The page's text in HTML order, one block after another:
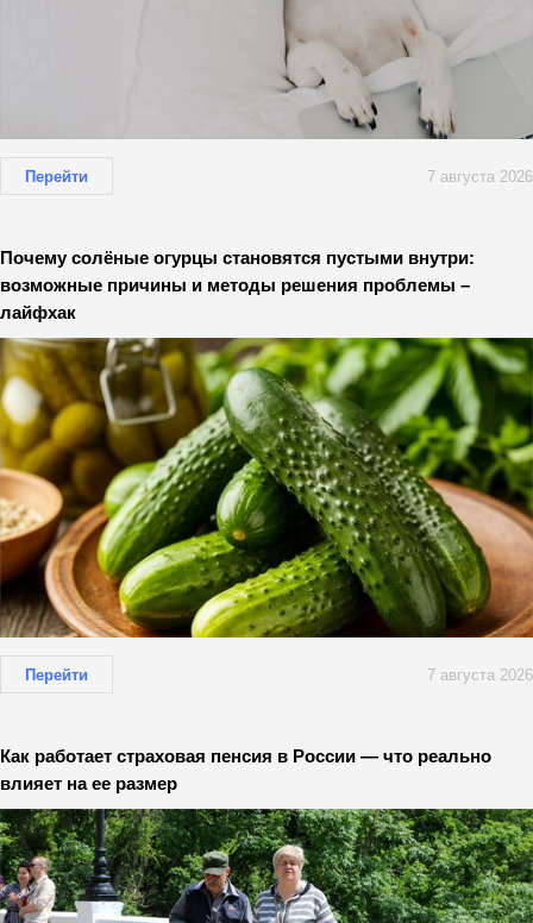
Перейти 7 августа 2026
Почему солёные огурцы становятся пустыми внутри:
возможные причины и методы решения проблемы –
лайфхак
Перейти 7 августа 2026
Как работает страховая пенсия в России — что реально
влияет на ее размер